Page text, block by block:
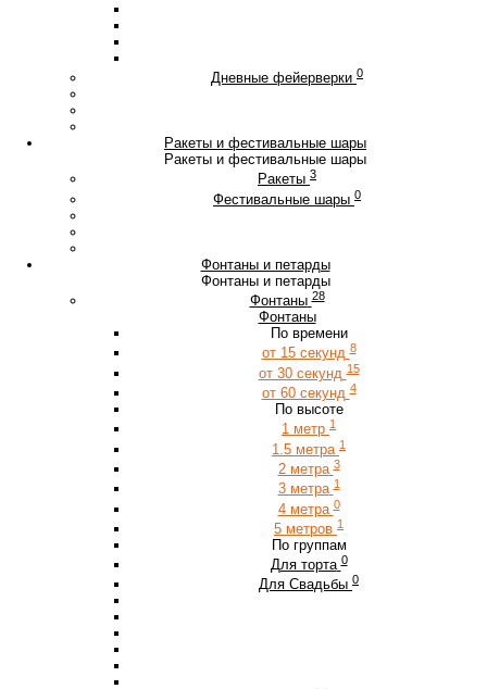
Дневные фейерверки 0
Ракеты и фестивальные шары
Ракеты и фестивальные шары
Ракеты 3
Фестивальные шары 0
Фонтаны и петарды
Фонтаны и петарды
Фонтаны 28
Фонтаны
По времени
от 15 секунд 8
от 30 секунд 15
от 60 секунд 4
По высоте
1 метр 1
1.5 метра 1
2 метра 3
3 метра 1
4 метра 0
5 метров 1
По группам
Для торта 0
Для Свадьбы 0